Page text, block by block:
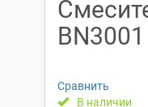
BN3001
Сравнить
В наличии